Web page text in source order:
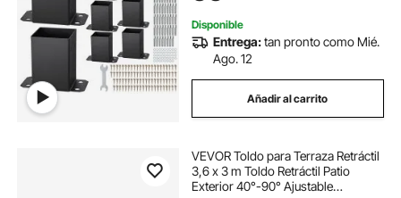
Negro
Disponible
Entrega:tan pronto como Mié.
Ago. 12
Añadir al carrito
VEVOR Toldo para Terraza Retráctil
3,6 x 3 m Toldo Retráctil Patio
Exterior 40°-90° Ajustable